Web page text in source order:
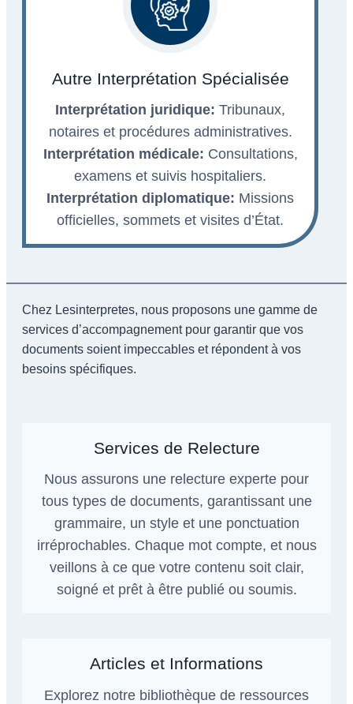
Autre Interprétation Spécialisée
Interprétation juridique: Tribunaux,
notaires et procédures administratives.
Interprétation médicale: Consultations,
examens et suivis hospitaliers.
Interprétation diplomatique: Missions
officielles, sommets et visites d’État.
Chez Lesinterpretes, nous proposons une gamme de
services d’accompagnement pour garantir que vos
documents soient impeccables et répondent à vos
besoins spécifiques.
Services de Relecture
Nous assurons une relecture experte pour
tous types de documents, garantissant une
grammaire, un style et une ponctuation
irréprochables. Chaque mot compte, et nous
veillons à ce que votre contenu soit clair,
soigné et prêt à être publié ou soumis.
Articles et Informations
Explorez notre bibliothèque de ressources